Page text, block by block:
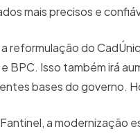
mais precisos e
reformulação do
e BPC. Isso também irá
bases do governo.
Fantinel, a modernização